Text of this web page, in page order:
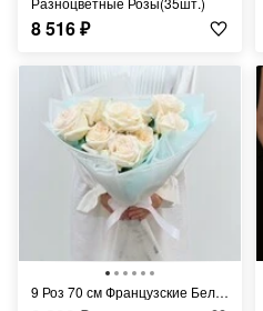
8 516₽
9 Роз 70 см Французские Белые